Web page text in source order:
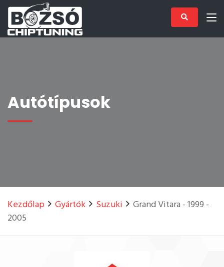
Autótípusok
Kezdőlap Gyártók Suzuki
Grand Vitara - 1999 -
2005